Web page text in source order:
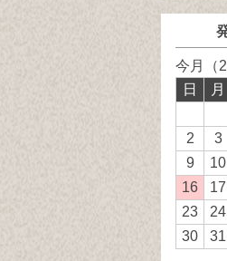
今月（
日
月
2
3
9
10
16 発
送
業
務
17
23
24
30
31